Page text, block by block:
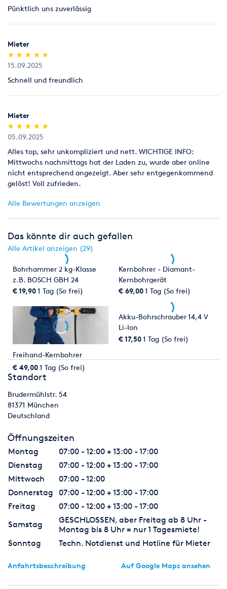
Legitimation
Als Neukunde bitten wir Sie einen gültigen amtlichen
(Personalausweis).
Pünktlich uns zuverlässig
Mieter
(*)
★
★
(*) ★
★
(*) ★
★
(*) ★
★
(*) ★
★
15.09.2025
Schnell und freundlich
Mieter
(*)
★
★
(*) ★
★
(*) ★
★
(*) ★
★
(*) ★
★
05.09.2025
Alles top, sehr unkompliziert und nett. WICHTIGE INFO:
Mittwochs nachmittags hat der Laden zu, wurde aber online
nicht entsprechend angezeigt. Aber sehr entgegenkommend
gelöst! Voll zufrieden.
Alle Bewertungen anzeigen
Das könnte dir auch gefallen
Alle Artikel anzeigen (29)
Bohrhammer 2 kg-Klasse
z.B. BOSCH GBH 24
€ 19,901 Tag (So frei)
Kernbohrer - Diamant-
Kernbohrgerät
€ 69,001 Tag (So frei)
Freihand-Kernbohrer
€ 49,001 Tag (So frei)
Akku-Bohrschrauber 14,4 V
Li-Ion
€ 17,501 Tag (So frei)
Standort
Brudermühlstr. 54
81371 München
Deutschland
Öffnungszeiten
Montag
07:00 - 12:00 + 13:00 - 17:00
Dienstag
07:00 - 12:00 + 13:00 - 17:00
Mittwoch
07:00 - 12:00
Donnerstag
07:00 - 12:00 + 13:00 - 17:00
Freitag
07:00 - 12:00 + 13:00 - 17:00
Samstag
GESCHLOSSEN, aber Freitag ab 8 Uhr -
Montag bis 8 Uhr = nur 1 Tagesmiete!
Sonntag
Techn. Notdienst und Hotline für Mieter
Anfahrtsbeschreibung Auf Google Maps ansehen